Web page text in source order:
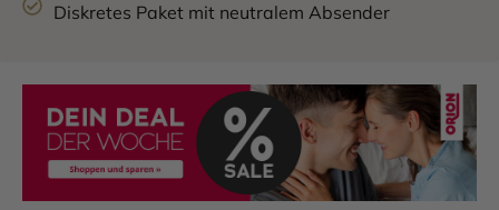
Diskretes Paket mit neutralem Absender